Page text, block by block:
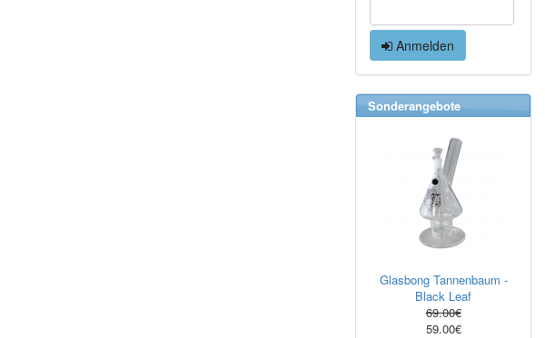
Anmelden
Sonderangebote
Glasbong Tannenbaum -
Black Leaf
69.00€
59.00€